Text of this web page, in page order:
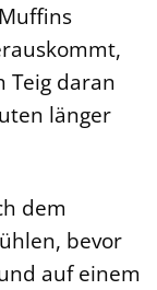
Teig daran
länger
dem
bevor
auf einem